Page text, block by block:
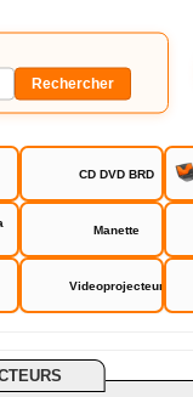
CD DVD BRD
Manette
Videoprojecteur